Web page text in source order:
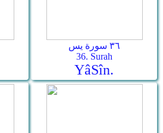
٣٦ سورة يس
36. Surah
Yâ­Sîn.